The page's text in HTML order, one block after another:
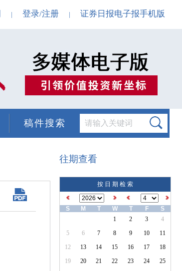
| 登录/注册 | 证券日报电子报手机版
稿件搜索
往期查看
按 日 期 检 索
S M T W T F
S
1
2 3
4
5
6 7 8 9 10
11
12
13 14 15 16 17
18
19
20 21 22 23 24
25